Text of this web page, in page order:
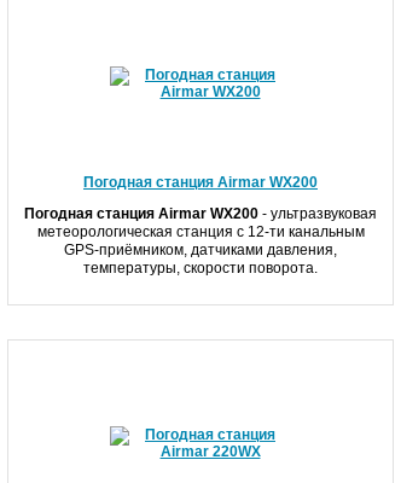
Погодная станция Airmar WX200
Погодная станция Airmar WX200 - ультразвуковая
метеорологическая станция c 12-ти канальным
GPS-приёмником, датчиками давления,
температуры, скорости поворота.